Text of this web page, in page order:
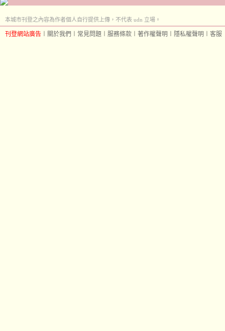
本城市刊登之內容為作者個人自行提供上傳，不代表 udn 立場。
刊登網站廣告 關於我們 常見問題 服務條款 著作權聲明 隱私權聲明 客服